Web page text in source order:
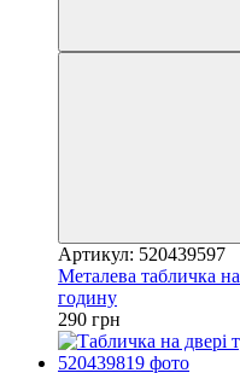
Артикул: 520439597
Металева табличка
годину
290 грн